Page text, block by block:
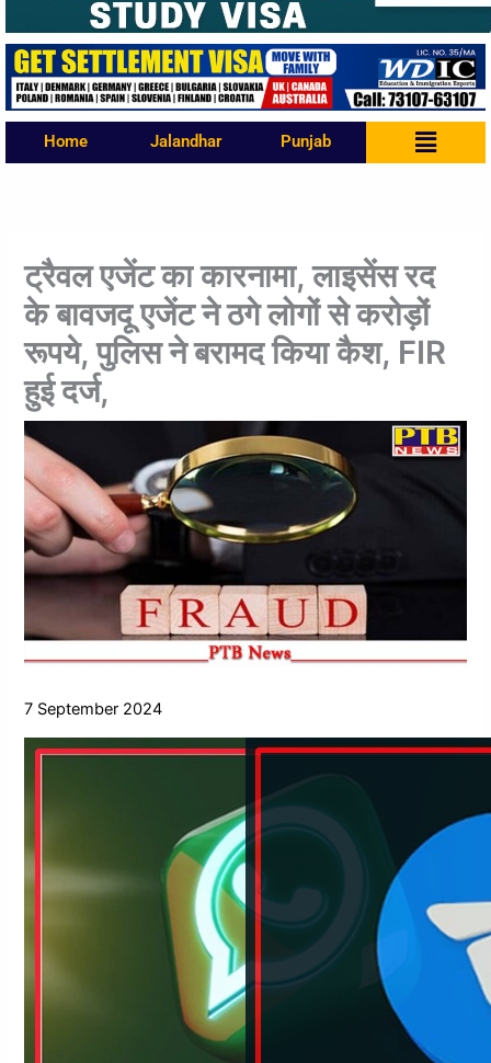
Home Jalandhar Punjab Menu
ट्रैवल एजेंट का कारनामा, लाइसेंस रद
के बावजदू एजेंट ने ठगे लोगों से करोड़ों
रूपये, पुलिस ने बरामद किया कैश, FIR
हुई दर्ज,
7 September 2024